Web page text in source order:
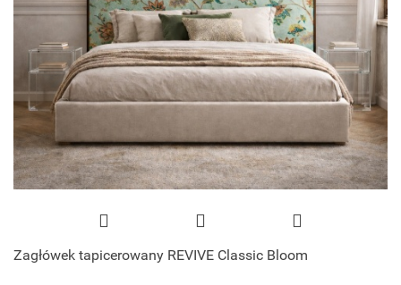
Zagłówek tapicerowany REVIVE Classic Bloom